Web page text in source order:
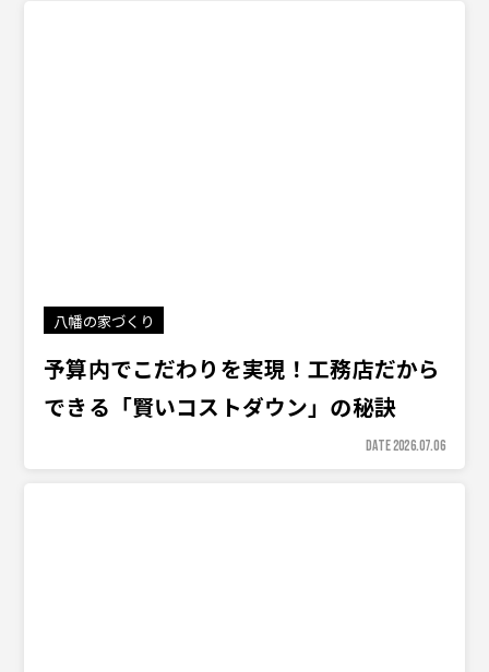
八幡の家づくり
予算内でこだわりを実現！工務店だから
できる「賢いコストダウン」の秘訣
DATE 2026.07.06